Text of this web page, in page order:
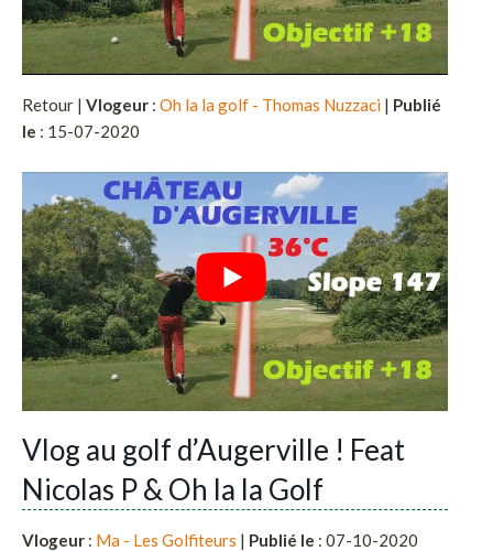
Retour | Vlogeur : Oh la la golf - Thomas Nuzzaci | Publié
le : 15-07-2020
Vlog au golf d’Augerville ! Feat
Nicolas P & Oh la la Golf
Vlogeur : Ma - Les Golfiteurs | Publié le : 07-10-2020